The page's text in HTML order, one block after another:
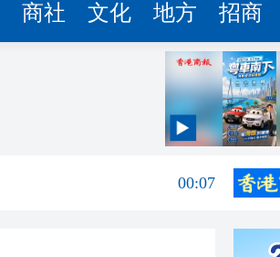
商社 文化 地方 招商
00:13
00:07